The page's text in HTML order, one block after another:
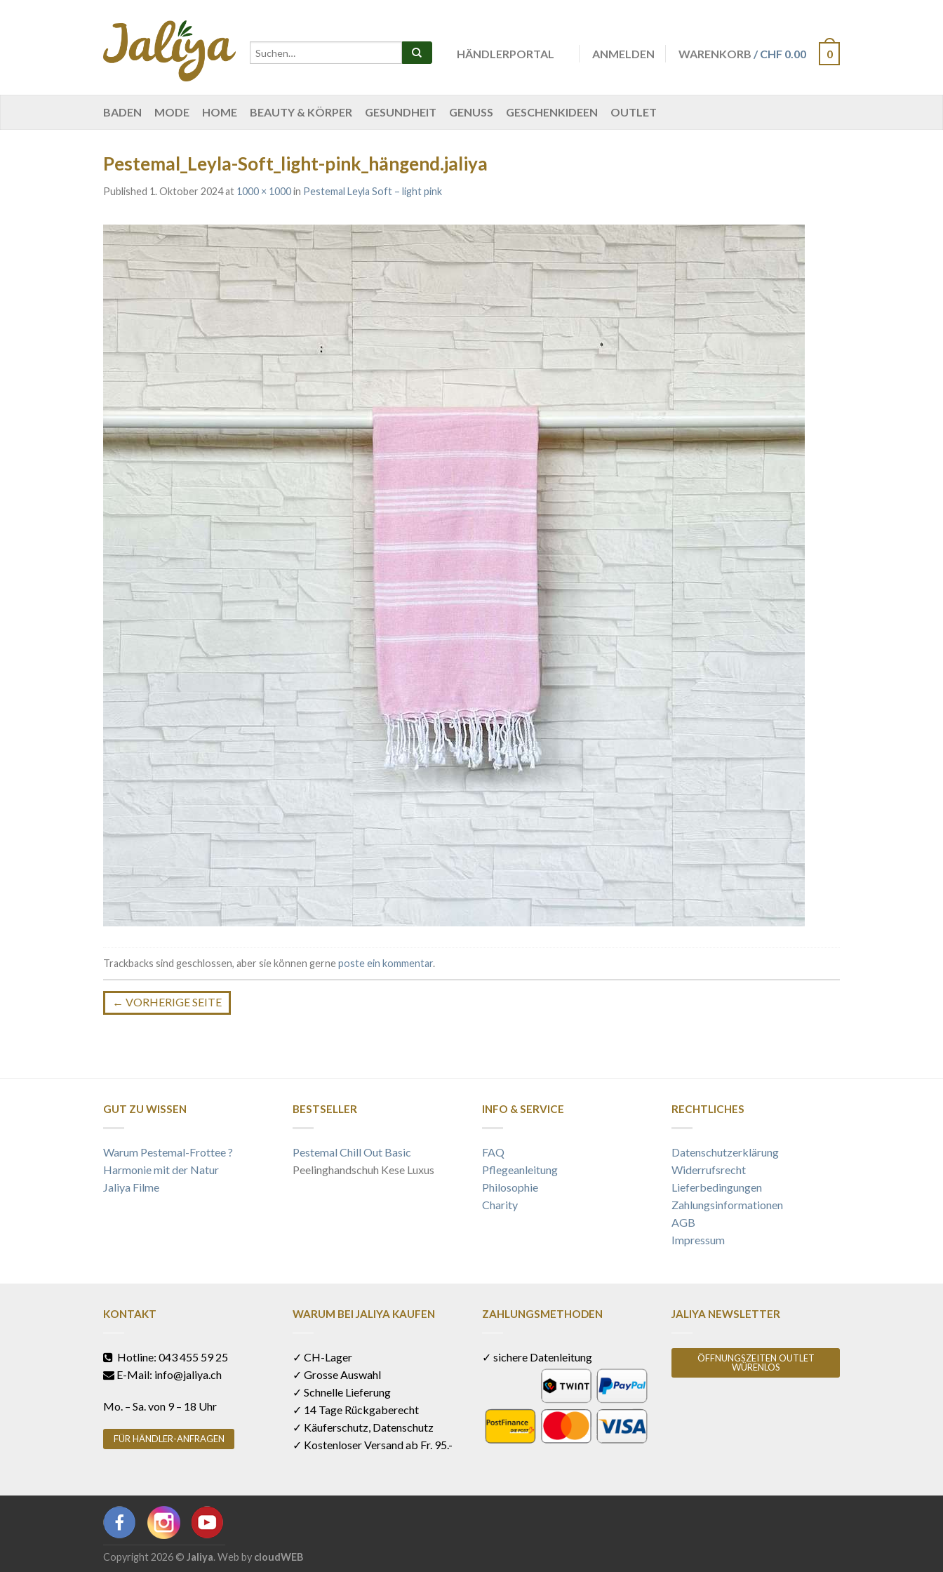
HÄNDLERPORTAL ANMELDEN WARENKORB / CHF 0.00 0
BADEN MODE HOME BEAUTY & KÖRPER GESUNDHEIT GENUSS GESCHENKIDEEN OUTLET
Pestemal_Leyla-Soft_light-pink_hängend.jaliya
Published 1. Oktober 2024at 1000 × 1000in Pestemal Leyla Soft – light pink
Trackbacks sind geschlossen, aber sie können gerneposte ein kommentar.
← VORHERIGE SEITE
GUT ZU WISSEN
Warum Pestemal-Frottee ?
Harmonie mit der Natur
Jaliya Filme
BESTSELLER
Pestemal Chill Out Basic
Peelinghandschuh Kese Luxus
INFO & SERVICE
FAQ
Pflegeanleitung
Philosophie
Charity
RECHTLICHES
Datenschutzerklärung
Widerrufsrecht
Lieferbedingungen
Zahlungsinformationen
AGB
Impressum
KONTAKT
Hotline: 043 455 59 25
E-Mail: info@jaliya.ch
Mo. – Sa. von 9 – 18 Uhr
FÜR HÄNDLER-ANFRAGEN
WARUM BEI JALIYA KAUFEN
✓ CH-Lager
✓ Grosse Auswahl
✓ Schnelle Lieferung
✓ 14 Tage Rückgaberecht
✓ Käuferschutz, Datenschutz
✓ Kostenloser Versand ab Fr. 95.-
ZAHLUNGSMETHODEN
✓ sichere Datenleitung
JALIYA NEWSLETTER
ÖFFNUNGSZEITEN OUTLET
WÜRENLOS
Copyright 2026 © Jaliya. Web by cloudWEB